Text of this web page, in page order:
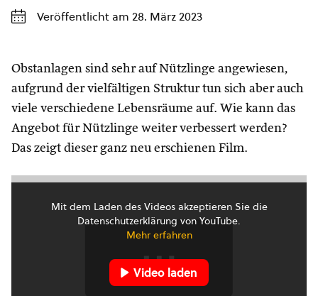
Veröffentlicht am 28. März 2023
Obstanlagen sind sehr auf Nützlinge angewiesen,
aufgrund der vielfältigen Struktur tun sich aber auch
viele verschiedene Lebensräume auf. Wie kann das
Angebot für Nützlinge weiter verbessert werden?
Das zeigt dieser ganz neu erschienen Film.
Mit dem Laden des Videos akzeptieren Sie die
Datenschutzerklärung von YouTube.
Mehr erfahren
Video laden